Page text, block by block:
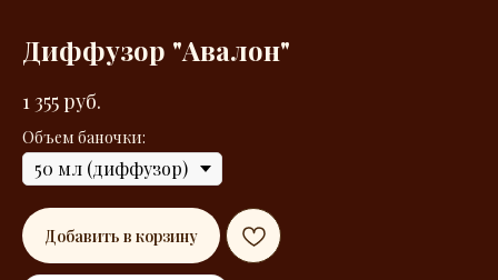
Диффузор "Авалон"
1 355руб.
Объем баночки:
Добавить в корзину